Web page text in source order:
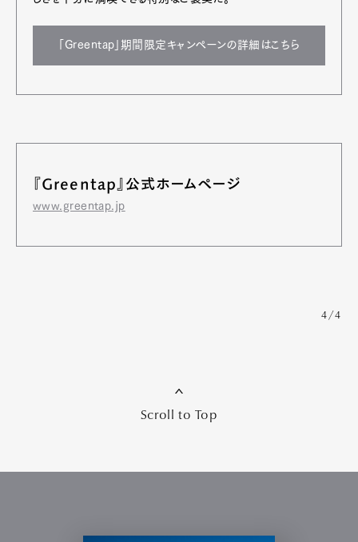
「Greentap」期間限定キャンペーンの詳細はこちら
『Greentap』公式ホームページ
www.greentap.jp
4/4
Scroll to Top